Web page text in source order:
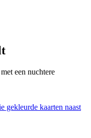
een nuchtere